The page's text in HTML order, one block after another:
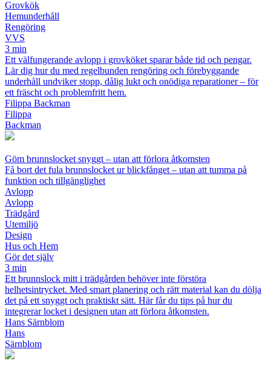
Grovkök
Hemunderhåll
Rengöring
VVS
3 min
Ett välfungerande avlopp i grovköket sparar både tid och pengar.
Lär dig hur du med regelbunden rengöring och förebyggande
underhåll undviker stopp, dålig lukt och onödiga reparationer – för
ett fräscht och problemfritt hem.
Filippa Backman
Filippa
Backman
Göm brunnslocket snyggt – utan att förlora åtkomsten
Få bort det fula brunnslocket ur blickfånget – utan att tumma på
funktion och tillgänglighet
Avlopp
Avlopp
Trädgård
Utemiljö
Design
Hus och Hem
Gör det själv
3 min
Ett brunnslock mitt i trädgården behöver inte förstöra
helhetsintrycket. Med smart planering och rätt material kan du dölja
det på ett snyggt och praktiskt sätt. Här får du tips på hur du
integrerar locket i designen utan att förlora åtkomsten.
Hans Särnblom
Hans
Särnblom